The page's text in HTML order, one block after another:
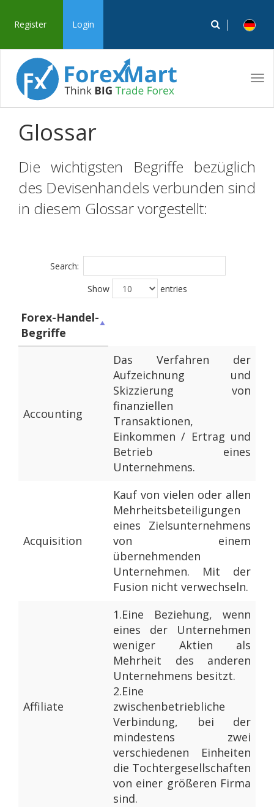
Register Login
Glossar
Die wichtigsten Begriffe bezüglich
des Devisenhandels verbunden sind
in diesem Glossar vorgestellt:
Search:
Show
entries
Forex-Handel-
Begriffe
Accounting
Das Verfahren der
Aufzeichnung und
Skizzierung von
finanziellen
Transaktionen,
Einkommen / Ertrag und
Betrieb eines
Unternehmens.
Acquisition
Kauf von vielen oder allen
Mehrheitsbeteiligungen
eines Zielsunternehmens
von einem
übernehmenden
Unternehmen. Mit der
Fusion nicht verwechseln.
Affiliate
1.Eine Beziehung, wenn
eines der Unternehmen
weniger Aktien als
Mehrheit des anderen
Unternehmens besitzt.
2.Eine
zwischenbetriebliche
Verbindung, bei der
mindestens zwei
verschiedenen Einheiten
die Tochtergesellschaften
von einer größeren Firma
sind.